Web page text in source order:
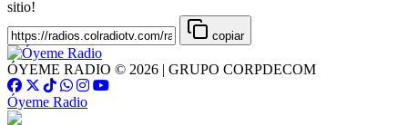
sitio!
copiar
ÓYEME RADIO © 2026 | GRUPO CORPDECOM
Óyeme Radio